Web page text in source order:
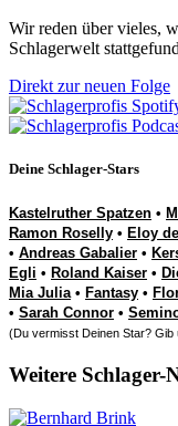
Wir reden über vieles,
Schlagerwelt
Direkt zur neuen Folge
Deine Schlager-Stars
Kastelruther Spatzen •
Ramon Roselly • Eloy
• Andreas Gabalier •
Egli • Roland Kaiser •
Mia Julia• Fantasy •
• Sarah Connor •
(Du vermisst Deinen Star? Gib
Weitere Schlager-